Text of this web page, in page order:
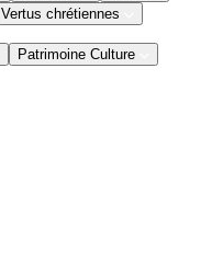
Vertus chrétiennes
Patrimoine Culture